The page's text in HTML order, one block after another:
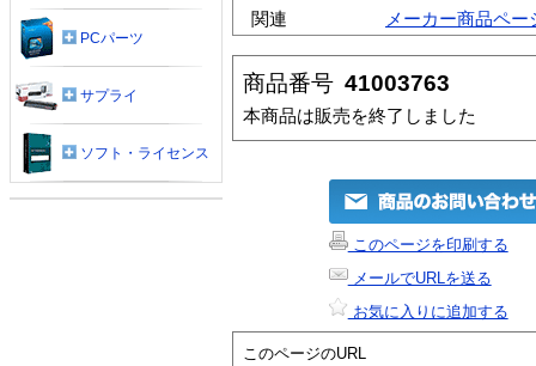
関連
メーカー商品ペー
商品番号 41003763
本商品は販売を終了しました
このページを印刷する
メールでURLを送る
お気に入りに追加する
このページのURL
PCパーツ
サプライ
ソフト・ライセンス